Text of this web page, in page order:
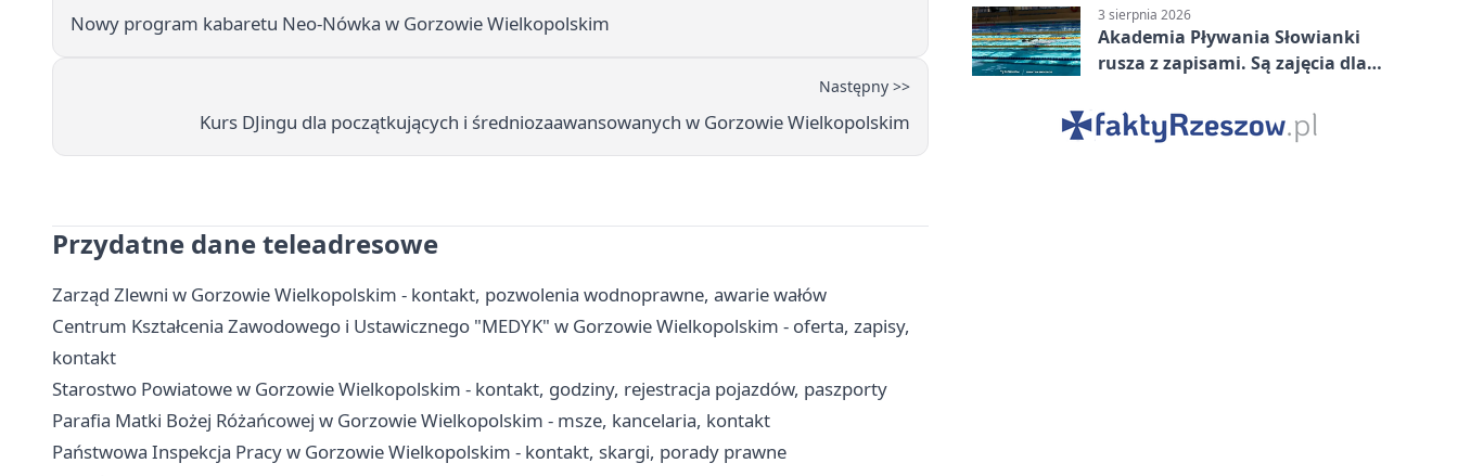
Nowy program kabaretu Neo-Nówka w Gorzowie Wielkopolskim
Następny >>
Kurs DJingu dla początkujących i średniozaawansowanych w Gorzowie Wielkopolskim
Przydatne dane teleadresowe
Zarząd Zlewni w Gorzowie Wielkopolskim - kontakt, pozwolenia wodnoprawne, awarie wałów
Centrum Kształcenia Zawodowego i Ustawicznego "MEDYK" w Gorzowie Wielkopolskim - oferta, zapisy,
kontakt
Starostwo Powiatowe w Gorzowie Wielkopolskim - kontakt, godziny, rejestracja pojazdów, paszporty
Parafia Matki Bożej Różańcowej w Gorzowie Wielkopolskim - msze, kancelaria, kontakt
Państwowa Inspekcja Pracy w Gorzowie Wielkopolskim - kontakt, skargi, porady prawne
3 sierpnia 2026
Akademia Pływania Słowianki
rusza z zapisami. Są zajęcia dla